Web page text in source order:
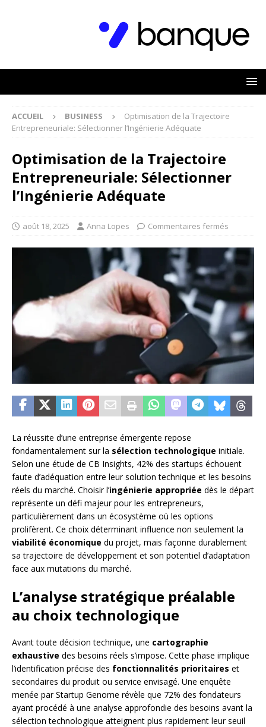
ACCUEIL BUSINESS
Optimisation de la Trajectoire
Entrepreneuriale: Sélectionner l’Ingénierie Adéquate
Optimisation de la Trajectoire
Entrepreneuriale: Sélectionner
l’Ingénierie Adéquate
août 18, 2025 Anna Lopes Commentaires fermés
La réussite d’une entreprise émergente repose
fondamentalement sur la sélection technologique initiale.
Selon une étude de CB Insights, 42% des startups échouent
faute d’adéquation entre leur solution technique et les besoins
réels du marché. Choisir l’ingénierie appropriée dès le départ
représente un défi majeur pour les entrepreneurs,
particulièrement dans un écosystème où les options
prolifèrent. Ce choix déterminant influence non seulement la
viabilité économique du projet, mais façonne durablement
sa trajectoire de développement et son potentiel d’adaptation
face aux mutations du marché.
L’analyse stratégique préalable
au choix technologique
Avant toute décision technique, une cartographie
exhaustive des besoins réels s’impose. Cette phase implique
l’identification précise des fonctionnalités prioritaires et
secondaires du produit ou service envisagé. Une enquête
menée par Startup Genome révèle que 72% des fondateurs
ayant procédé à une analyse approfondie des besoins avant la
sélection technologique atteignent plus rapidement leur seuil